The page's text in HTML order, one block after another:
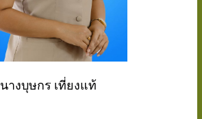
นางบุษกร เที่ยงแท้